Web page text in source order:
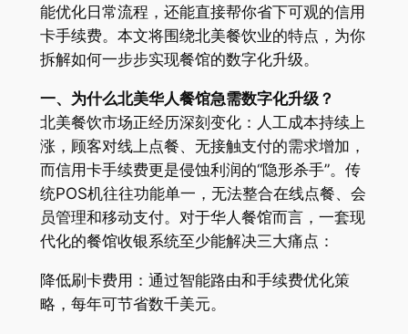
能优化日常流程，还能直接帮你省下可观的信用
卡手续费。本文将围绕北美餐饮业的特点，为你
拆解如何一步步实现餐馆的数字化升级。
一、为什么北美华人餐馆急需数字化升级？
北美餐饮市场正经历深刻变化：人工成本持续上
涨，顾客对线上点餐、无接触支付的需求增加，
而信用卡手续费更是侵蚀利润的“隐形杀手”。传
统POS机往往功能单一，无法整合在线点餐、会
员管理和移动支付。对于华人餐馆而言，一套现
代化的餐馆收银系统至少能解决三大痛点：
降低刷卡费用：通过智能路由和手续费优化策
略，每年可节省数千美元。